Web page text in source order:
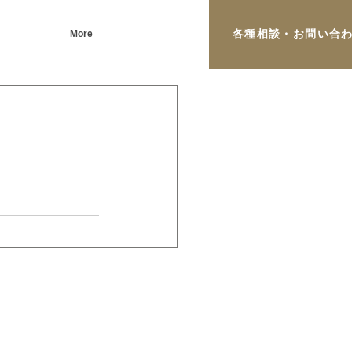
More 各種相談・お問い合